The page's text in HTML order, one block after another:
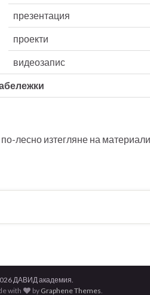
презентация
проекти
видеозапис
лесно изтегляне на
ДАВИД академия.
with
by Graphene Themes.